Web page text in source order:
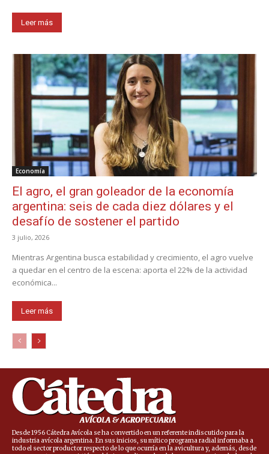
Leer más
Economía
El agro, el gran goleador de la economía
argentina: seis de cada diez dólares y el
desafío de sostener el partido
3 julio, 2026
Mientras Argentina busca estabilidad y crecimiento, el agro vuelve
a quedar en el centro de la escena: aporta el 22% de la actividad
económica...
Leer más
Desde 1956 Cátedra Avícola se ha convertido en un referente indiscutido para la
industria avícola argentina. En sus inicios, su mítico programa radial informaba a
todo el sector productor respecto de lo que ocurría en la avicultura y, además, desde